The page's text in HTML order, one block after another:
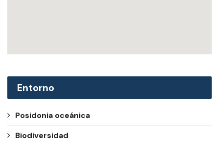
Entorno
Posidonia oceánica
Biodiversidad